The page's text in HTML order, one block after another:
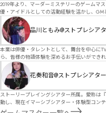
2019年より、マーダーミステリーのゲームマスタ
優・アイドルとしての活動経験を活かし、
ら、お客様に物語の世界へ入り込んでいただく
身でも作品制作を行っているので、作家さん
品の魅力をお客様に届けられるような公演を心がけています。 参加し
ディングを迎えるのか、どんな物語が生まれ
に大好きです！ 対応可能作品は、オフライン（対面）作品のみとなります。 得意分野をひとつ挙げ
るなら恋愛もの（恋愛要素を含むシナリオ）
ジャンルを問わず幅広く対応可能です！お任せください！ 《所属団体・店舗》
ビリズマ- (代表・制作・GM) ★ ストーリープレイングシアター (GM) ★ フィネガンズ ウェイク
(GM)
品川ともみ@ストプレシア
本業は俳優・タレントとして、舞台を中心にTV、CMなど
ら、皆様の物語体験を深めるお手伝いができればと思っています。
s=11 活動内容はSNSにて投稿しています。 SPT所属。 ストーリープレイングシアター「星詠みの
標」にてGMデビュー。 ボードゲーム×体感
演中。
花奏和音@ストプレシアタ
ストーリープレイングシアター所属。愛称は
動し、現在イマーシブシアター・体験型コン